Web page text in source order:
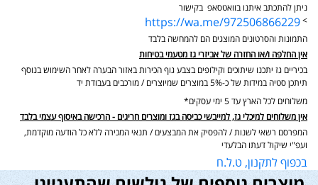
ניתן להתכתב איתנו בוואטסאפ בקישור
>
https://wa.me/972506866229
התמונות והסרטונים המוצגים הם להמחשה בלבד
אין החלפה ו/או החזרה של אביזרי גז מטעמי בטיחות
בכיריים גז יתכנו שיתוכים וקילופים בצבע גוף הכירות באזור הבערה לאחר השימוש בנוסף
תיתכן סטיה במידות של כ-5% במוצרים שמיוצרים / מורכבים בעבודת יד
משלוחים לכל הארץ עד 5 ימי עסקים*
אין משלוחים למיכלי גז, למייבשי כביסה בגז ומוצרים חריגים - הרכישה באיסוף עצמי בלבד
המפרסם רשאי לשנות / להפסיק את המבצעים / תנאי המכירה ללא כל הודעה מוקדמת,
ועפ"י שיקול דעתו הבלעדי
בכפוף לתקנון, ט.ל.ח